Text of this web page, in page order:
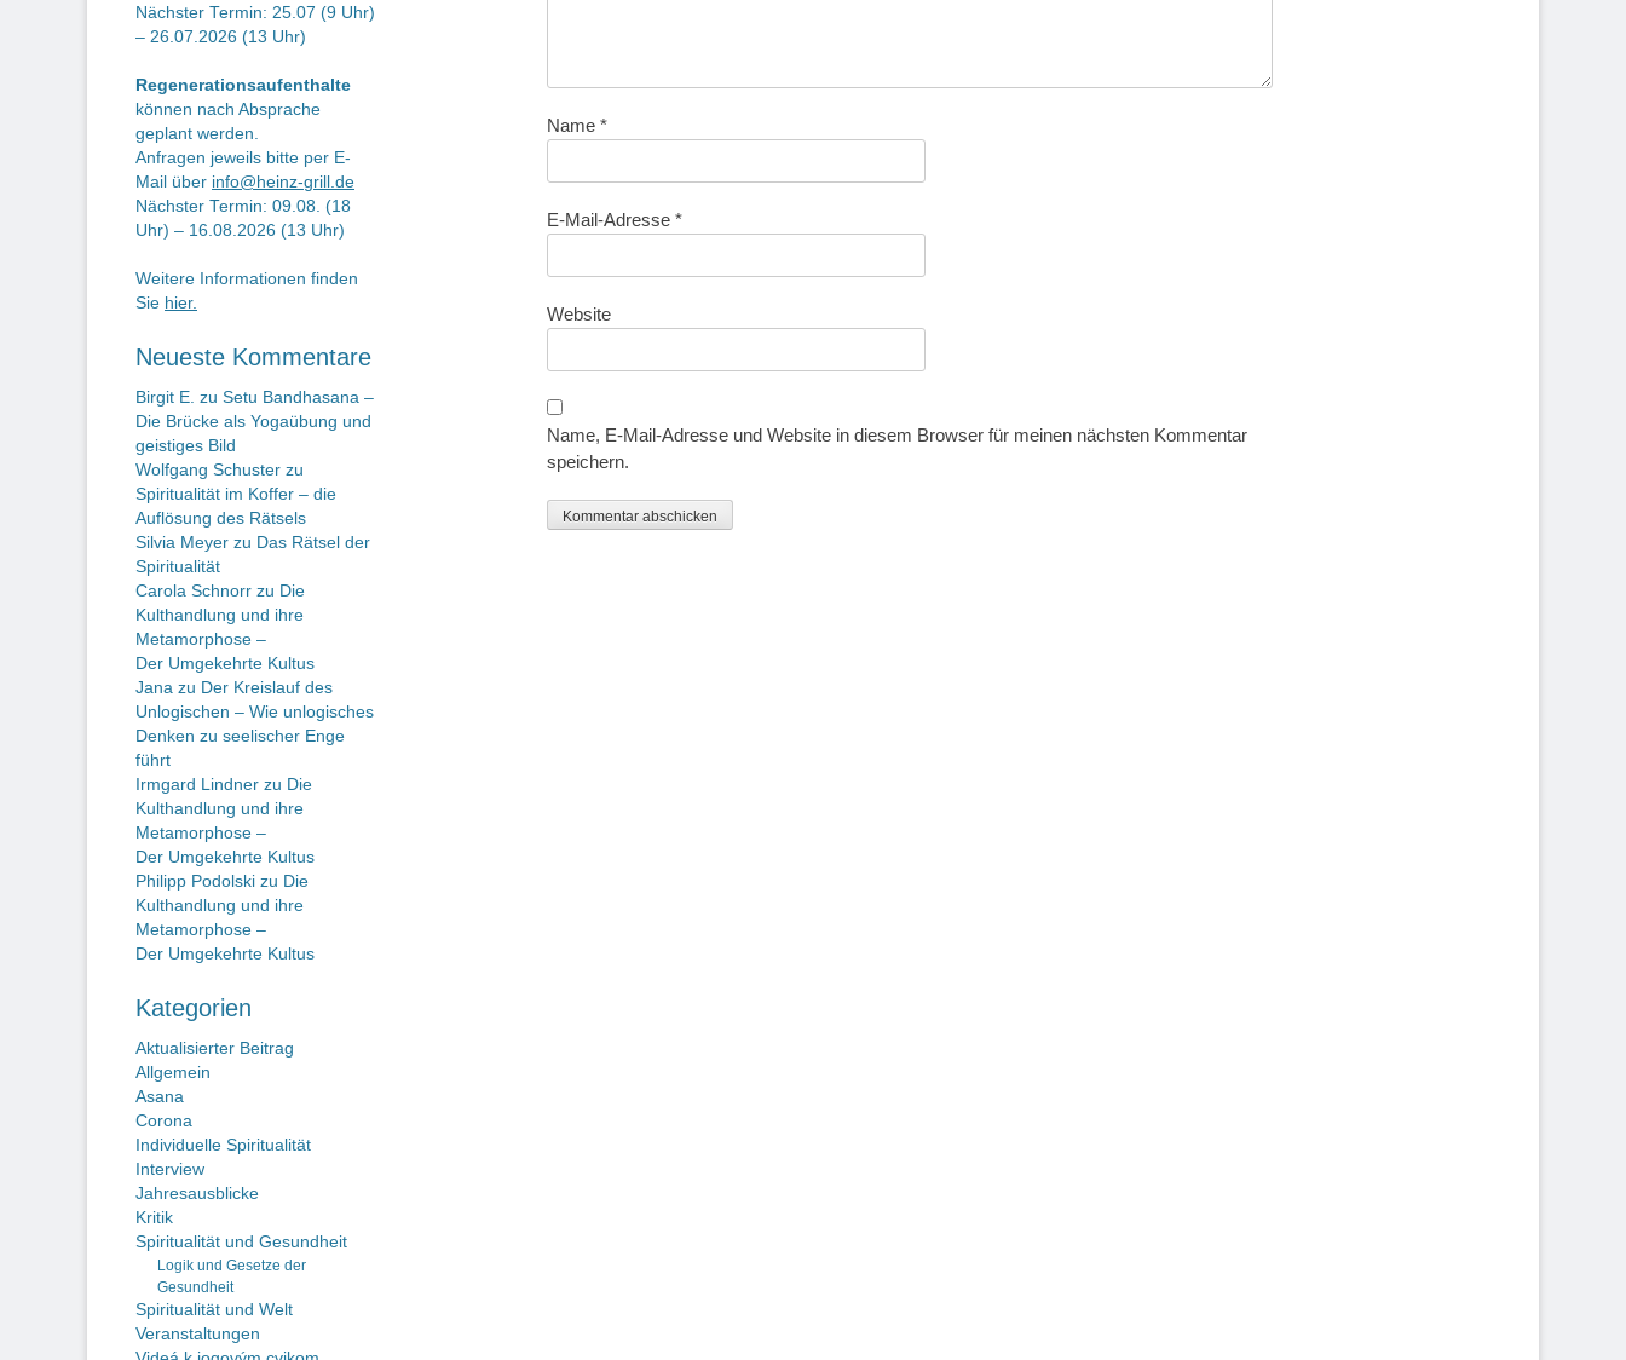
Name *
E-Mail-Adresse *
Website
Name, E-Mail-Adresse und Website in diesem Browser für meinen nächsten Kommentar
speichern.
Nächster Termin: 25.07 (9 Uhr)
– 26.07.2026 (13 Uhr)
Regenerationsaufenthalte
können nach Absprache
geplant werden.
Anfragen jeweils bitte per E-
Mail über info@heinz-grill.de
Nächster Termin: 09.08. (18
Uhr) – 16.08.2026 (13 Uhr)
Weitere Informationen finden
Sie hier.
Neueste Kommentare
Birgit E. zu Setu Bandhasana –
Die Brücke als Yogaübung und
geistiges Bild
Wolfgang Schuster zu
Spiritualität im Koffer – die
Auflösung des Rätsels
Silvia Meyer zu Das Rätsel der
Spiritualität
Carola Schnorr zu Die
Kulthandlung und ihre
Metamorphose –
Der Umgekehrte Kultus
Jana zu Der Kreislauf des
Unlogischen – Wie unlogisches
Denken zu seelischer Enge
führt
Irmgard Lindner zu Die
Kulthandlung und ihre
Metamorphose –
Der Umgekehrte Kultus
Philipp Podolski zu Die
Kulthandlung und ihre
Metamorphose –
Der Umgekehrte Kultus
Kategorien
Aktualisierter Beitrag
Allgemein
Asana
Corona
Individuelle Spiritualität
Interview
Jahresausblicke
Kritik
Spiritualität und Gesundheit
Logik und Gesetze der
Gesundheit
Spiritualität und Welt
Veranstaltungen